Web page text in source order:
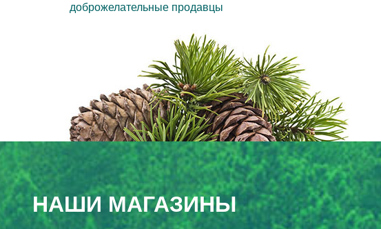
доброжелательные продавцы
НАШИ МАГАЗИНЫ